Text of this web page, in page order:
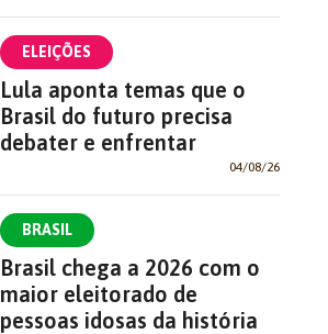
ELEIÇÕES
Lula aponta temas que o
Brasil do futuro precisa
debater e enfrentar
04/08/26
BRASIL
Brasil chega a 2026 com o
maior eleitorado de
pessoas idosas da história